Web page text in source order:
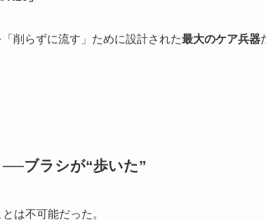
削らずに流す」ために設計された最大のケア兵器
ブラシが“歩いた”
は不可能だった。